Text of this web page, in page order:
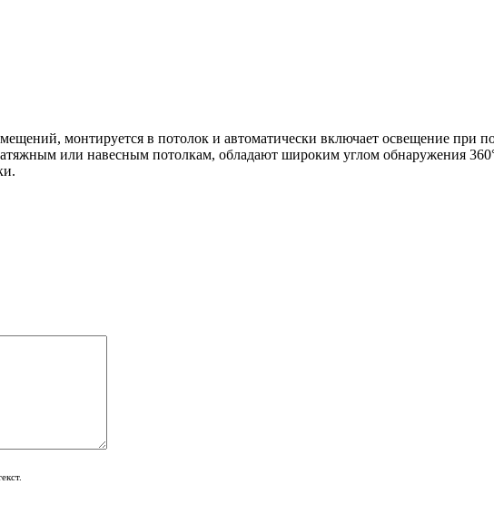
монтируется в потолок и автоматически включает освещение при
или навесным потолкам, обладают широким углом обнаружения